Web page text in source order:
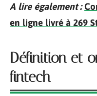
A lire également :
en ligne livré à 269
Définition et
fintech